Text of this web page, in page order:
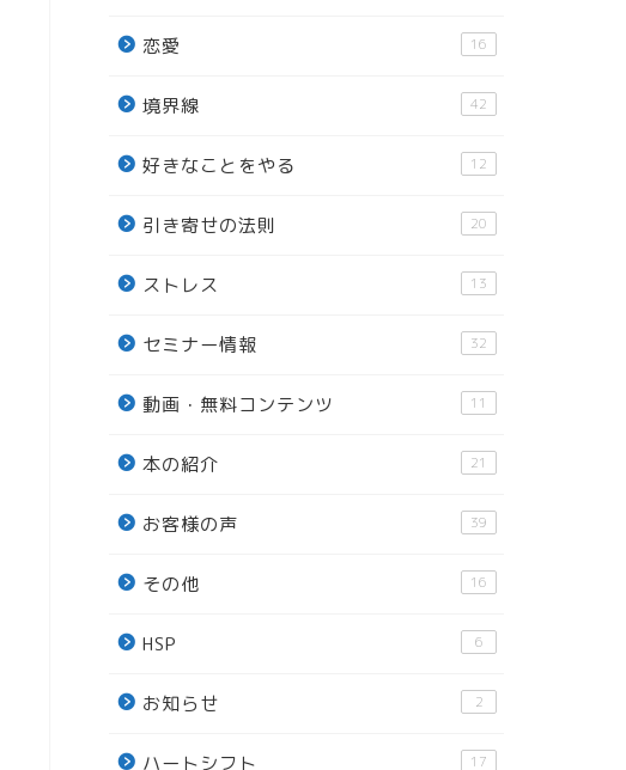
恋愛 16
境界線 42
好きなことをやる 12
引き寄せの法則 20
ストレス 13
セミナー情報 32
動画・無料コンテンツ 11
本の紹介 21
お客様の声 39
その他 16
HSP 6
お知らせ 2
ハートシフト 17